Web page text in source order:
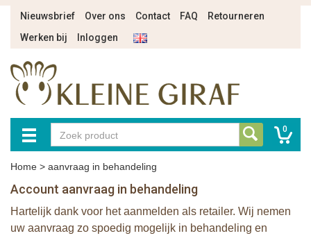
Nieuwsbrief Over ons Contact FAQ
Retourneren
Werken bij
Inloggen
0
Home > aanvraag in behandeling
Account aanvraag in behandeling
Hartelijk dank voor het aanmelden als retailer. Wij nemen
uw aanvraag zo spoedig mogelijk in behandeling en